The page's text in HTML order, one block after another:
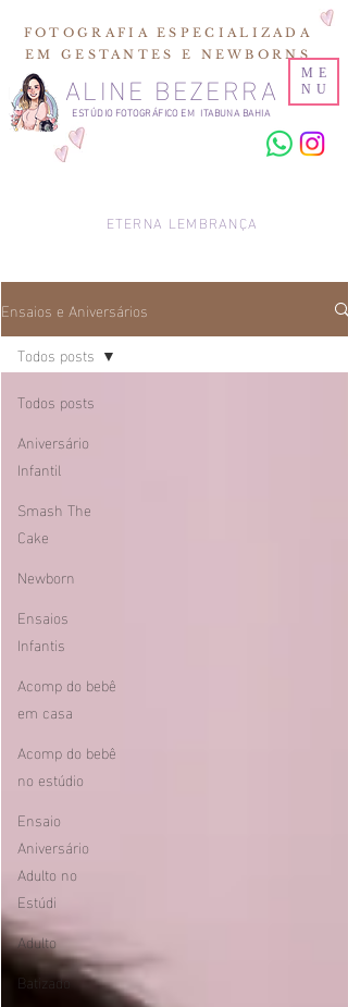
ESTÚDIO FOTOGRÁFICO EM ITABUNA BAHIA
ALINE BEZERRA
FOTOGRAFIA ESPECIALIZADA
EM GESTANTES E NEWBORNS
ME
NU
ETERNA LEMBRANÇA
Ensaios e Aniversários
Todos posts
Aniversário
Infantil
Smash The
Cake
Newborn
Ensaios
Infantis
Acomp do bebê
em casa
Acomp do bebê
no estúdio
Ensaio
Aniversário
Adulto no
Estúdi
Adulto
Batizado
Todos posts